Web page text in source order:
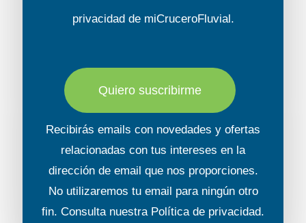
privacidadde miCruceroFluvial.
Quiero suscribirme
Recibirás emails con novedades y ofertas
relacionadas con tus intereses en la
dirección de email que nos proporciones.
No utilizaremos tu email para ningún otro
fin. Consulta nuestra Política de privacidad.